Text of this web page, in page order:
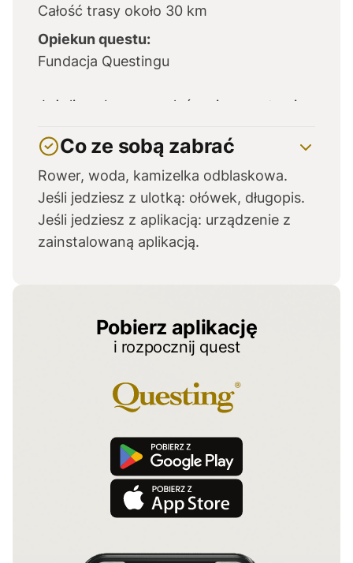
Całość trasy około 30 km
Opiekun questu:
Fundacja Questingu
Jeżeli zaobserwowałeś zmiany na trasie
kontakt@questing.pl
Co ze sobą zabrać
Rower, woda, kamizelka odblaskowa.
Jeśli jedziesz z ulotką: ołówek, długopis.
Jeśli jedziesz z aplikacją: urządzenie z
zainstalowaną aplikacją.
Pobierz aplikację
i rozpocznij quest